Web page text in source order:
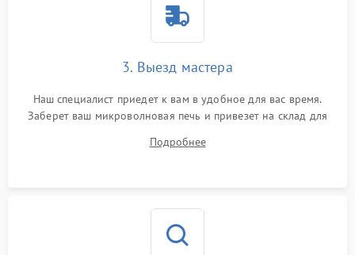
3. Выезд мастера
Наш специалист приедет к вам в удобное для вас время.
Заберет ваш микроволновая печь и привезет на склад для
Подробнее